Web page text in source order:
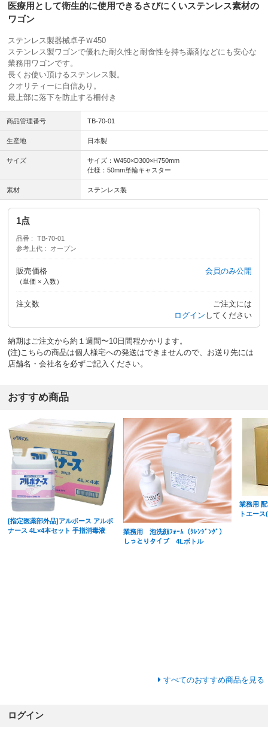
医療用として衛生的に使用できるさびにくいステンレス素材の
ワゴン
ステンレス製器械卓子Ｗ450
ステンレス製ワゴンで優れた耐久性と耐食性を持ち薬剤などにも安心な
業務用ワゴンです。
長くお使い頂けるステンレス製。
クオリティーに自信あり。
最上部に落下を防止する柵付き
商品管理番号 TB-70-01
生産地 日本製
サイズ
サイズ：W450×D300×H750mm
仕様：50mm単輪キャスター
素材 ステンレス製
1点
品番
TB-70-01
参考上代
オープン
販売価格
（単価 × 入数）
会員のみ公開
注文数
ご注文には
ログイン してください
納期はご注文から約１週間〜10日間程かかります。
(注)こちらの商品は個人様宅への発送はできませんので、お送り先には
店舗名・会社名を必ずご記入ください。
おすすめ商品
[指定医薬部外品]アルボース アルボ
ナース 4L×4本セット 手指消毒液
業務用 泡洗顔ﾌｫｰﾑ（ｸﾚﾝｼﾞﾝｸﾞ）
しっとりタイプ 4Lボトル
業務用
トエー
すべてのおすすめ商品を見る
ログイン